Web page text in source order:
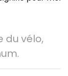
du vélo,